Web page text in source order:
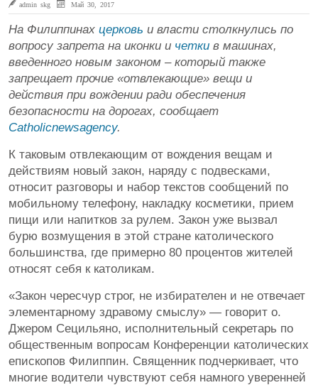
admin skg Май 30, 2017
На Филиппинах церковь и власти столкнулись по
вопросу запрета на иконки и четки в машинах,
введенного новым законом – который также
запрещает прочие «отвлекающие» вещи и
действия при вождении ради обеспечения
безопасности на дорогах, сообщает
Catholicnewsagency.
К таковым отвлекающим от вождения вещам и
действиям новый закон, наряду с подвесками,
относит разговоры и набор текстов сообщений по
мобильному телефону, накладку косметики, прием
пищи или напитков за рулем. Закон уже вызвал
бурю возмущения в этой стране католического
большинства, где примерно 80 процентов жителей
относят себя к католикам.
«Закон чересчур строг, не избирателен и не отвечает
элементарному здравому смыслу» — говорит о.
Джером Сецильяно, исполнительный секретарь по
общественным вопросам Конференции католических
епископов Филиппин. Священник подчеркивает, что
многие водители чувствуют себя намного уверенней